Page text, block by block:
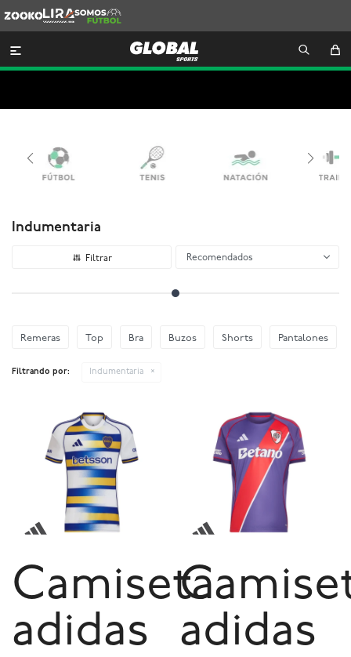
Lira
Somos
Futbol

Indumentaria
Recomendados
Remeras Top Bra Buzos Shorts Pantalones
Filtrando por: Indumentaria
Camiseta
adidas
adidas